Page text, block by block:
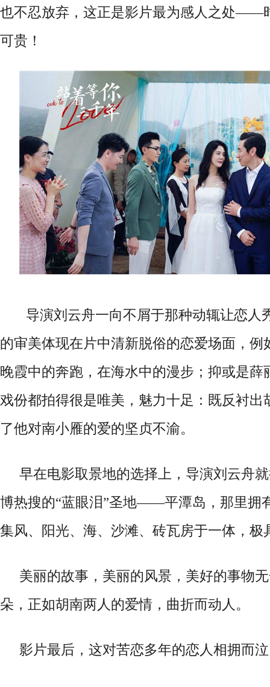
也不忍放弃 ， 这正是影片最为感人之处——
可贵 ！
导演刘云舟一向不屑于那种动辄让恋人
的审美体现在片中清新脱俗的恋爱场面 ， 例
晚霞中的奔跑，在海水中的漫步； 抑或是薛
戏份都拍得很是唯美，魅力十足：既反衬出
了他对南小雁的爱的坚贞不渝。
早在电影取景地的选择上 ， 导演刘云舟
博热搜的“蓝眼泪”圣地——平潭岛 ，那里拥
集风、 阳光、 海、 沙滩、 砖瓦房于一体 ， 极
美丽的故事 ， 美丽的风景 ， 美好的事物
朵 ， 正如胡南两人的爱情 ， 曲折而动人 。
影片最后 ， 这对苦恋多年的恋人相拥而